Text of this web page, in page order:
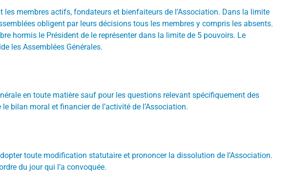
les membres actifs, fondateurs et bienfaiteurs de l’Association. Dans la limite
obligent par leurs décisions tous les membres y compris les absents.
hormis le Président de le représenter dans la limite de 5 pouvoirs. Le
les Assemblées Générales.
en toute matière sauf pour les questions relevant spécifiquement des
bilan moral et financier de l’activité de l’Association.
toute modification statutaire et prononcer la dissolution de l’Association.
du jour qui l’a convoquée.